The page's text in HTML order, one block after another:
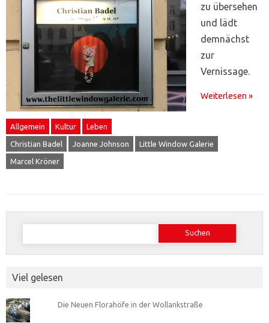
zu übersehen
und lädt
demnächst
zur
Vernissage.
Weiterlesen »
Allgemein Kultur Leben
Christian Badel Joanne Johnson Little Window Galerie
Marcel Kröner
Suchen
Viel gelesen
Die Neuen Florahöfe in der Wollankstraße